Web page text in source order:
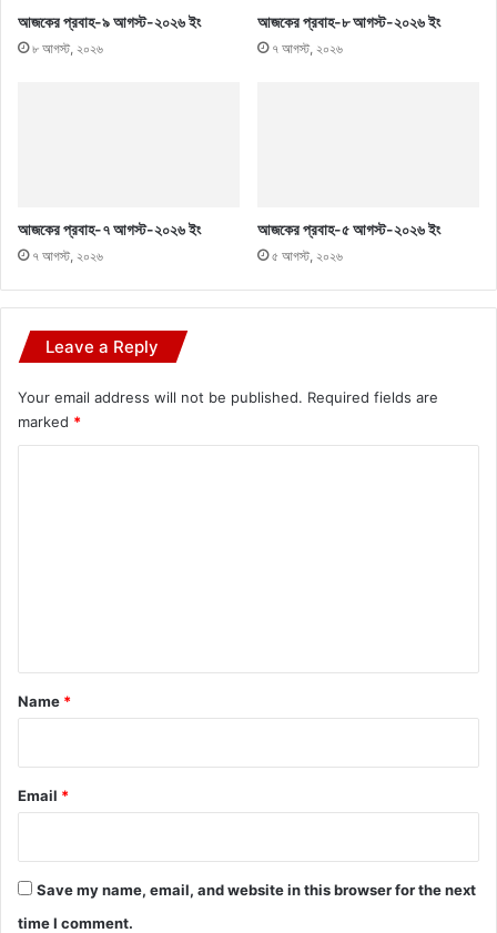
আজকের প্রবাহ-৯ আগস্ট-২০২৬ ইং
৮ আগস্ট, ২০২৬
আজকের প্রবাহ-৮ আগস্ট-২০২৬ ইং
৭ আগস্ট, ২০২৬
আজকের প্রবাহ-৭ আগস্ট-২০২৬ ইং
৭ আগস্ট, ২০২৬
আজকের প্রবাহ-৫ আগস্ট-২০২৬ ইং
৫ আগস্ট, ২০২৬
Leave a Reply
Your email address will not be published. Required fields are
marked *
*
Name *
Email *
Save my name, email, and website in this browser for the next
time I comment.